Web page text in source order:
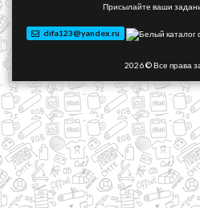
Присылайте ваши
difa123@yandex.ru
2026 © Все права